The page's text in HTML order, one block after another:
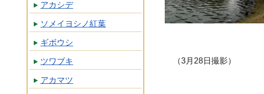
アカシデ
ソメイヨシノ紅葉
ギボウシ
ツワブキ
アカマツ
（3月28日撮影）